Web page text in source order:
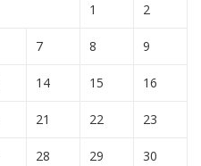
1 2
7 8 9
14 15 16
21 22 23
28 29 30